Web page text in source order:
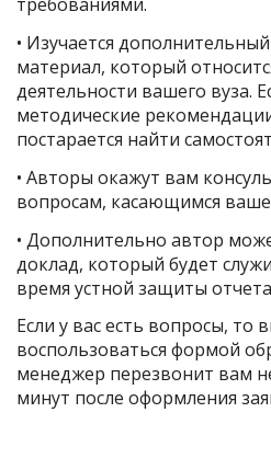
• Изучается
материал, который
деятельности вашего вуза.
методические
постарается найти
• Авторы окажут вам
вопросам, касающимся
• Дополнительно автор
доклад, который будет
время устной защиты
Если у вас есть вопросы, то
воспользоваться формой
менеджер перезвонит вам
минут после оформления